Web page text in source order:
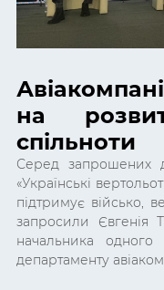
на
спільноти
Серед запрошених
«Українські
підтримує військо,
запросили Євгенія
начальника одного
департаменту